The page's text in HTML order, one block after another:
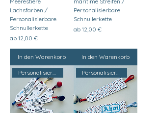
Lachsfarben /
Personalisierbare
Schnullerkette
ab 12,00 €
Sale-Preis
In den Warenkorb
Personalisierbare
Schnullerkette
ab 12,00 €
Sale-Preis
In den Warenkorb